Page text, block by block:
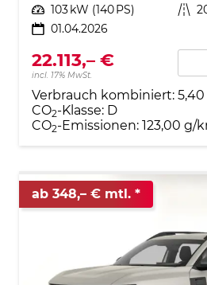
Leistung 103 kW (140 PS) Kilometerstand
01.04.2026
22.113,– €
incl. 17% MwSt.
Verbrauch kombiniert:
CO2-Klasse: D
CO2-Emissionen: 123,00 g/
ab 348,– € mtl.